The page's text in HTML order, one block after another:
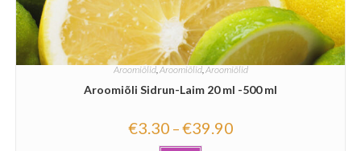
Aroomiõlid, Aroomiõlid, Aroomiõlid
Aroomiõli Sidrun-Laim 20 ml -500 ml
€3.30 –€39.90